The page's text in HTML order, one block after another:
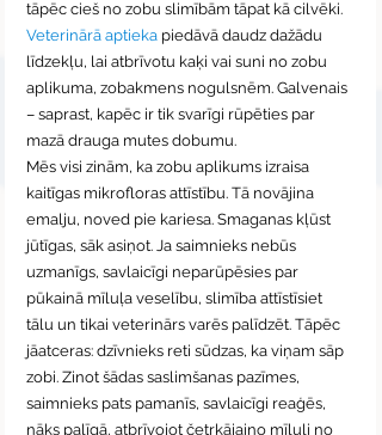
tāpēc cieš no zobu slimībām tāpat kā cilvēki.
Veterinārā aptieka piedāvā daudz dažādu
līdzekļu, lai atbrīvotu kaķi vai suni no zobu
aplikuma, zobakmens nogulsnēm. Galvenais
– saprast, kapēc ir tik svarīgi rūpēties par
mazā drauga mutes dobumu.
Mēs visi zinām, ka zobu aplikums izraisa
kaitīgas mikrofloras attīstību. Tā novājina
emalju, noved pie kariesa. Smaganas kļūst
jūtīgas, sāk asiņot. Ja saimnieks nebūs
uzmanīgs, savlaicīgi neparūpēsies par
pūkainā mīluļa veselību, slimība attīstīsiet
tālu un tikai veterinārs varēs palīdzēt. Tāpēc
jāatceras: dzīvnieks reti sūdzas, ka viņam sāp
zobi. Zinot šādas saslimšanas pazīmes,
saimnieks pats pamanīs, savlaicīgi reaģēs,
nāks palīgā, atbrīvojot četrkājaino mīluli no